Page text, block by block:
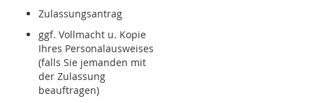
Zulassungsantrag
ggf. Vollmacht u. Kopie
Ihres Personalausweises
(falls Sie jemanden mit
der Zulassung
beauftragen)